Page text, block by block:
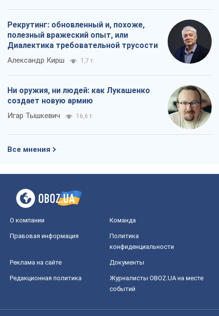
Рекрутинг: обновленный и, похоже,
полезный вражеский опыт, или
Диалектика требовательной трусости
Александр Кирш 1,7 т.
Ни оружия, ни людей: как Лукашенко
создает новую армию
Игар Тышкевич 16,6 т.
Все мнения
О компании Команда
Правовая информация
Политика
конфиденциальности
Реклама на сайте Документы
Редакционная политика
Журналисты OBOZ.UA на месте
событий